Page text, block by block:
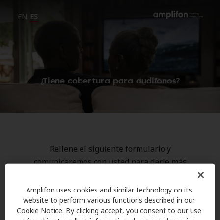
Amplifon uses cookies and similar technology on its
website to perform various functions described in our
Cookie Notice. By clicking accept, you consent to our use
EN ES
¿Tiene cobertura para audífonos?
Rellene el siguiente formulario y
comunicaremos con usted para darle más
Form to Submit a Request